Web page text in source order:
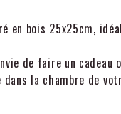
bois 25x25cm,
de faire un
la chambre de